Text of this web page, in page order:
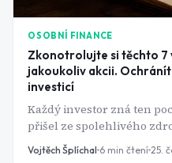
OSOBNÍ FINANCE
Zkonotrolujte si těchto 7
jakoukoliv akcii.
investicí
Každý investor zná ten
přišel ze spolehlivého
tlačítku. Právě tehdy je
Vojtěch Šplíchal 6 min čtení 25.